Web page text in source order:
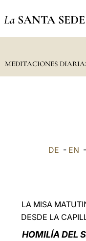
La SANTA SEDE
MEDITACIONES
DE - EN -
LA MISA
DESDE LA
HOMILÍA DEL